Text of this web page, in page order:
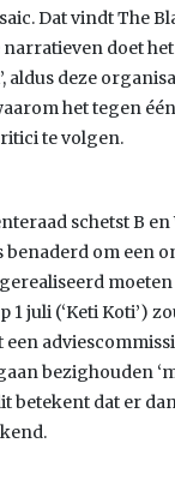
Dat vindt The
doet
deze
het tegen
te volgen.
schetst B
om een
juli (‘Keti Koti’)
bezighouden
betekent dat er